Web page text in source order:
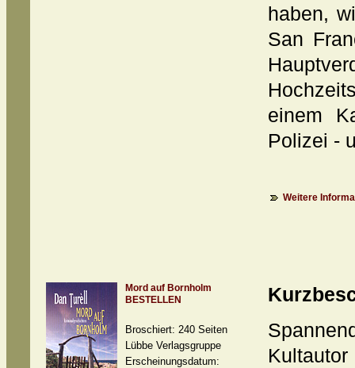
haben,
San
einem
Polizei -
Weitere
Mord auf Bornholm
BESTELLEN
Broschiert: 240 Seiten
Lübbe Verlagsgruppe
Erscheinungsdatum: